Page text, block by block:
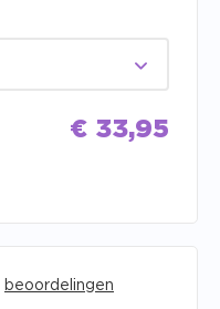
€ 33,95
beoordelingen